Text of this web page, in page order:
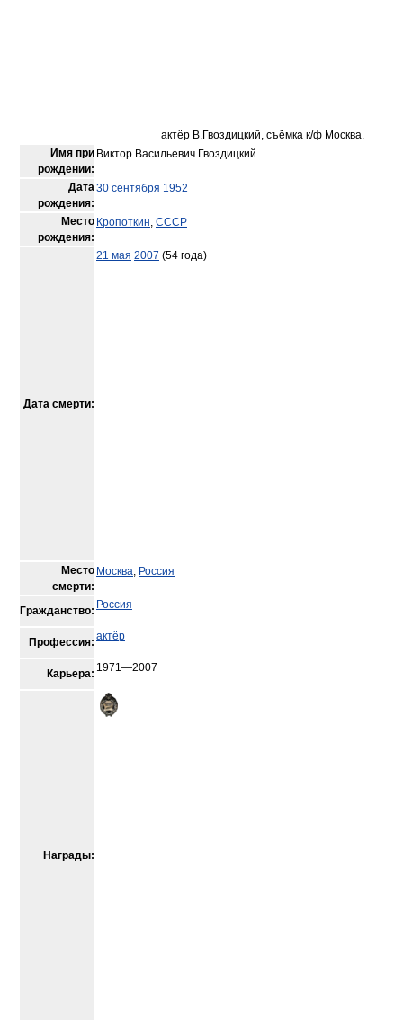
актёр В.Гвоздицкий, съёмка к/ф Москва.
Имя при
рождении:
Виктор Васильевич Гвоздицкий
Дата
рождения:
30 сентября 1952
Место
рождения:
Кропоткин, СССР
Дата смерти:
21 мая 2007 (54 года)
Место
смерти:
Москва, Россия
Гражданство: Россия
Профессия: актёр
Карьера: 1971—2007
Награды: